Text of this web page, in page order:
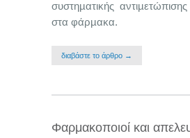
συστηµατικής
στα φάρµακα.
διαβάστε το άρθρο →
Φαρμακοποιοί και